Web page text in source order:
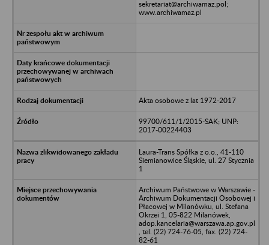
sekretariat@archiwamaz.pol;
www.archiwamaz.pl
Akta osobowe z lat 1972-2017
99700/611/1/2015-SAK; UNP:
2017-00224403
Laura-Trans Spółka z o.o., 41-110
Siemianowice Śląskie, ul. 27 Stycznia
1
Archiwum Państwowe w Warszawie -
Archiwum Dokumentacji Osobowej i
Płacowej w Milanówku, ul. Stefana
Okrzei 1, 05-822 Milanówek,
adop.kancelaria@warszawa.ap.gov.pl
, tel. (22) 724-76-05, fax. (22) 724-
82-61